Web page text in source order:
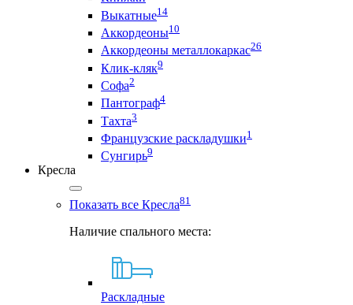
Выкатные14
Аккордеоны10
Аккордеоны металлокаркас26
Клик-кляк9
Софа2
Пантограф4
Тахта3
Французские раскладушки1
Сунгирь9
Кресла
Показать все Кресла81
Наличие спального места:
Раскладные